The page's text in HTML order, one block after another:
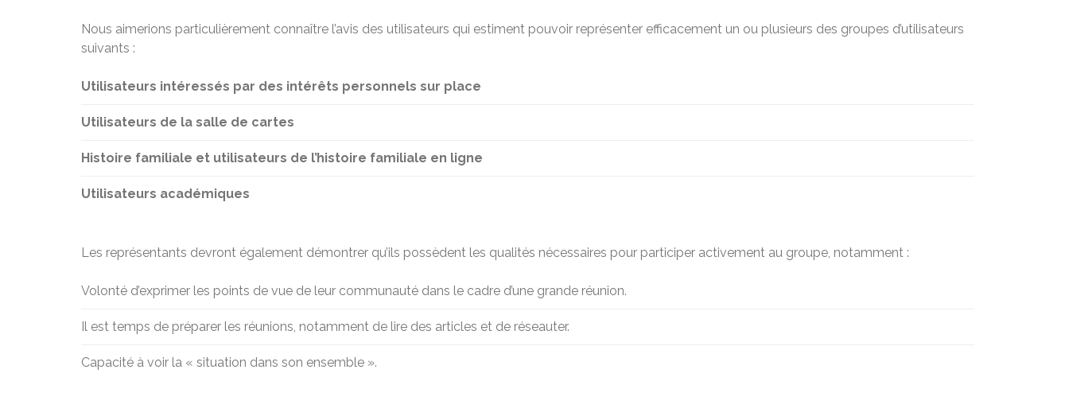
Nous aimerions particulièrement connaître l’avis des utilisateurs qui estiment pouvoir représenter efficacement un ou plusieurs des groupes d’utilisateurs
suivants :
Utilisateurs intéressés par des intérêts personnels sur place
Utilisateurs de la salle de cartes
Histoire familiale et utilisateurs de l’histoire familiale en ligne
Utilisateurs académiques
Les représentants devront également démontrer qu’ils possèdent les qualités nécessaires pour participer activement au groupe, notamment :
Volonté d’exprimer les points de vue de leur communauté dans le cadre d’une grande réunion.
Il est temps de préparer les réunions, notamment de lire des articles et de réseauter.
Capacité à voir la « situation dans son ensemble ».